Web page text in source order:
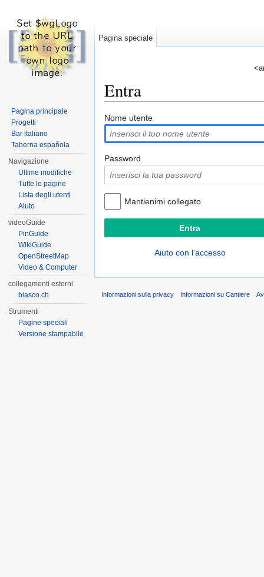
Entra
Nome utente
Password
Mantienimi collegato
Aiuto con l'accesso
Pagina speciale
Pagina principale
Progetti
Bar italiano
Taberna española
Navigazione
Ultime modifiche
Tutte le pagine
Lista degli utenti
Aiuto
videoGuide
PinGuide
WikiGuide
OpenStreetMap
Video & Computer
collegamenti esterni
biasco.ch
Strumenti
Pagine speciali
Versione stampabile
Informazioni sulla privacy Informazioni su Cantiere